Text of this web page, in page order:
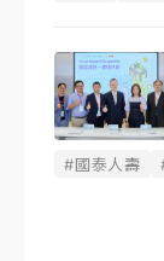
#國泰人壽